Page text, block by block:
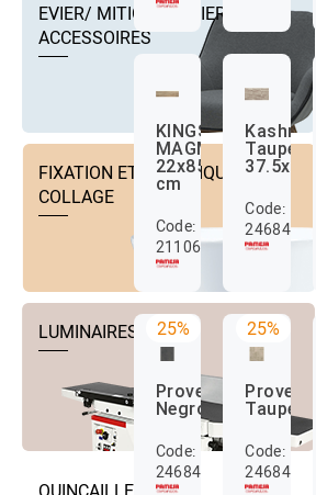
EVIER/ MITIGEUR EVIER ET
ACCESSOIRES
FIXATION ET TECHNIQUE DE
COLLAGE
LUMINAIRES
KINGSWOOD
MAGMA
22x85
cm
Code:
2110684000100
Kashmir
Taupe
37.5x75
Code:
24684035
25%
Provenza
Negro
Code:
24684042
25%
Provenza
Taupe
Code:
24684043